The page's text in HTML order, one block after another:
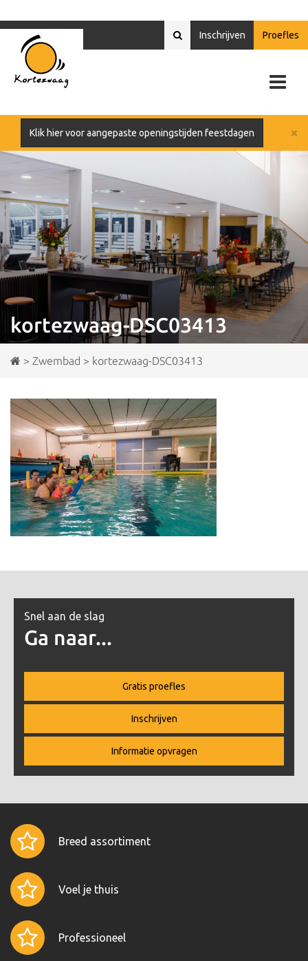
Inschrijven Proefles
×
Klik hier voor aangepaste openingstijden feestdagen
kortezwaag-DSC03413
> Zwembad > kortezwaag-DSC03413
Snel aan de slag
Ga naar...
Gratis proefles
Inschrijven
Informatie opvragen
Breed assortiment
Voel je thuis
Professioneel